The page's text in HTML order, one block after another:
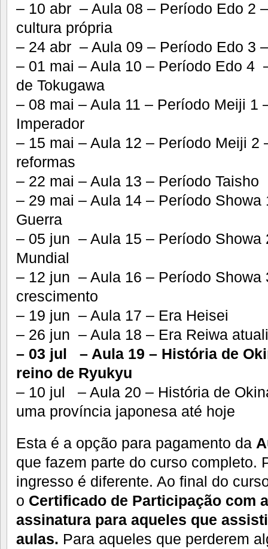
– 10 abr – Aula 08 – Período Edo 2
cultura própria
– 24 abr – Aula 09 – Período Edo 3
– 01 mai – Aula 10 – Período Edo 4
de Tokugawa
– 08 mai – Aula 11 – Período Meiji 1
Imperador
– 15 mai – Aula 12 – Período Meiji 2
reformas
– 22 mai – Aula 13 – Período Taisho
– 29 mai – Aula 14 – Período Showa
Guerra
– 05 jun – Aula 15 – Período Showa
Mundial
– 12 jun – Aula 16 – Período Showa
crescimento
– 19 jun – Aula 17 – Era Heisei
– 26 jun – Aula 18 – Era Reiwa
– 03 jul – Aula 19 – História de
reino de Ryukyu
– 10 jul – Aula 20 – História de
uma província japonesa até hoje
Esta é a opção para pagamento da
que fazem parte do curso completo.
ingresso é diferente. Ao final do
o Certificado de Participação com
assinatura para aqueles que
aulas. Para aqueles que perderem